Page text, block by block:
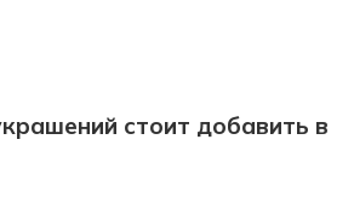
стоит добавить в